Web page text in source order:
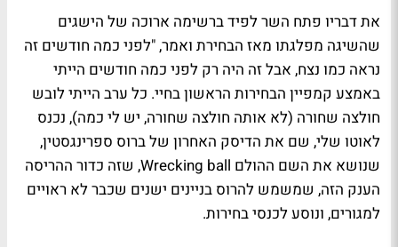
את דבריו פתח השר לפיד ברשימה ארוכה של הישגים
שהשיגה מפלגתו מאז הבחירת ואמר, "לפני כמה חודשים זה
נראה כמו נצח, אבל זה היה רק לפני כמה חודשים הייתי
באמצע קמפיין הבחירות הראשון בחיי. כל ערב הייתי לובש
חולצה שחורה (לא אותה חולצה שחורה, יש לי כמה), נכנס
לאוטו שלי, שם את הדיסק האחרון של ברוס ספרינגסטין,
שנושא את השם ההולם Wrecking ball, שזה כדור ההריסה
הענק הזה, שמשמש להרוס בניינים ישנים שכבר לא ראויים
למגורים, ונוסע לכנסי בחירות.